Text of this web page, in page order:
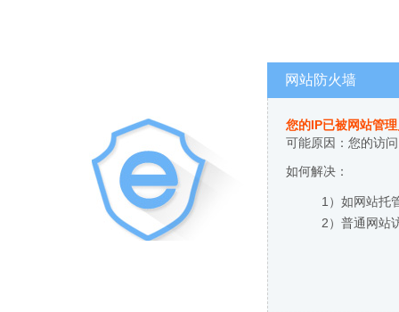
网站防火墙
您的IP已被网站管
可能原因：您的访
如何解决：
1）如网站托
2）普通网站